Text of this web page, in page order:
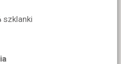
szklanki